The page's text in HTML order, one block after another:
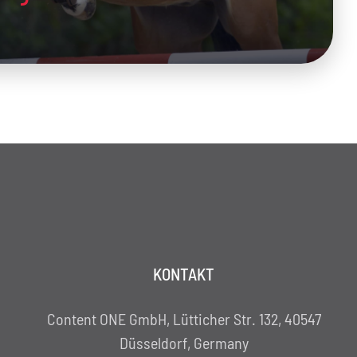
KONTAKT
Content ONE GmbH, Lütticher Str. 132, 40547
Düsseldorf, Germany